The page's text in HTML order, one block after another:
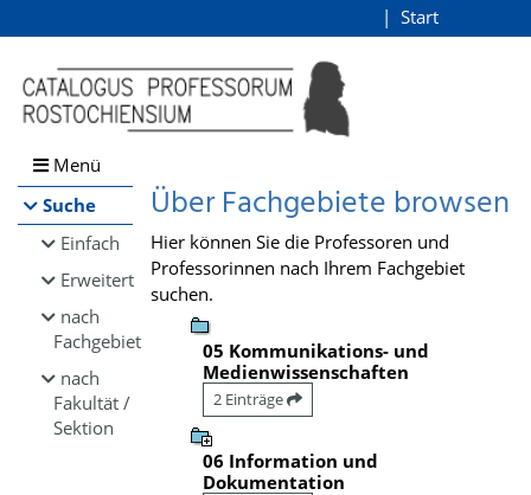
Browsen
direkt zum Inhalt
Start
Menü
Suche
Einfach
Erweitert
nach
Fachgebiet
nach
Fakultät /
Sektion
Über Fachgebiete browsen
Hier können Sie die Professoren und
Professorinnen nach Ihrem Fachgebiet
suchen.
05 Kommunikations- und
Medienwissenschaften
2 Einträge
06 Information und
Dokumentation